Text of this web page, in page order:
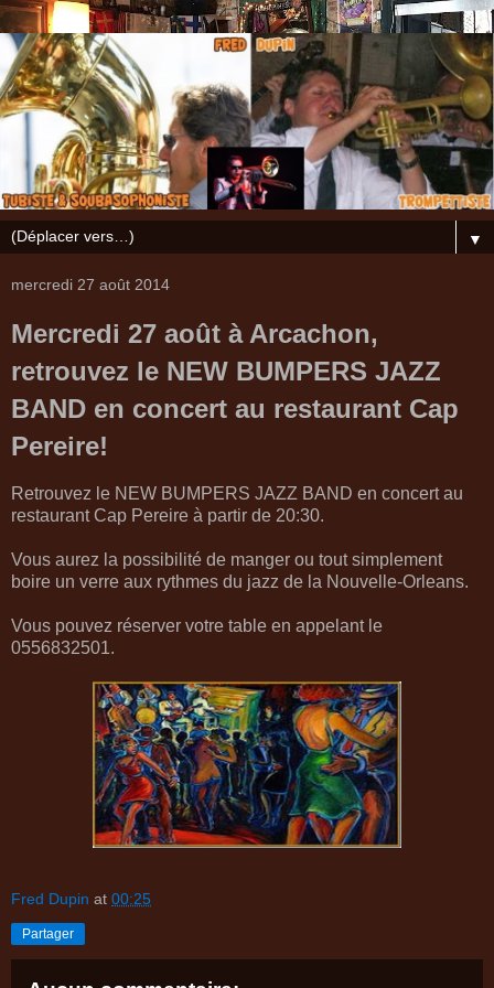
▼
mercredi 27 août 2014
Mercredi 27 août à Arcachon,
retrouvez le NEW BUMPERS JAZZ
BAND en concert au restaurant Cap
Pereire!
Retrouvez le NEW BUMPERS JAZZ BAND en concert au
restaurant Cap Pereire à partir de 20:30.
Vous aurez la possibilité de manger ou tout simplement
boire un verre aux rythmes du jazz de la Nouvelle-Orleans.
Vous pouvez réserver votre table en appelant le
0556832501.
Fred Dupin at 00:25
Partager